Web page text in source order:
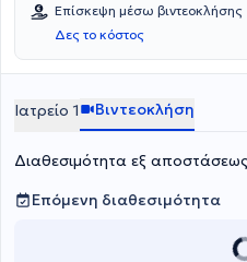
Επίσκεψη μέσω βιντεοκλήσης
Δες το κόστος
Ιατρείο 1 Βιντεοκλήση
Διαθεσιμότητα εξ αποστάσεως
Επόμενη διαθεσιμότητα